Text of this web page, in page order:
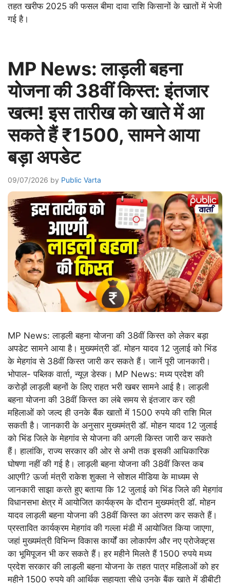
तहत खरीफ 2025 की फसल बीमा दावा राशि किसानों के खातों में भेजी
गई है।
MP News: लाड़ली बहना
योजना की 38वीं किस्त: इंतजार
खत्म! इस तारीख को खाते में आ
सकते हैं ₹1500, सामने आया
बड़ा अपडेट
09/07/2026 by Public Varta
MP News: लाड़ली बहना योजना की 38वीं किस्त को लेकर बड़ा
अपडेट सामने आया है। मुख्यमंत्री डॉ. मोहन यादव 12 जुलाई को भिंड
के मेहगांव से 38वीं किस्त जारी कर सकते हैं। जानें पूरी जानकारी।
भोपाल- पब्लिक वार्ता, न्यूज़ डेस्क। MP News: मध्य प्रदेश की
करोड़ों लाड़ली बहनों के लिए राहत भरी खबर सामने आई है। लाड़ली
बहना योजना की 38वीं किस्त का लंबे समय से इंतजार कर रही
महिलाओं को जल्द ही उनके बैंक खातों में 1500 रुपये की राशि मिल
सकती है। जानकारी के अनुसार मुख्यमंत्री डॉ. मोहन यादव 12 जुलाई
को भिंड जिले के मेहगांव से योजना की अगली किस्त जारी कर सकते
हैं। हालांकि, राज्य सरकार की ओर से अभी तक इसकी आधिकारिक
घोषणा नहीं की गई है। लाड़ली बहना योजना की 38वीं किस्त कब
आएगी? ऊर्जा मंत्री राकेश शुक्ला ने सोशल मीडिया के माध्यम से
जानकारी साझा करते हुए बताया कि 12 जुलाई को भिंड जिले की मेहगांव
विधानसभा क्षेत्र में आयोजित कार्यक्रम के दौरान मुख्यमंत्री डॉ. मोहन
यादव लाड़ली बहना योजना की 38वीं किस्त का अंतरण कर सकते हैं।
प्रस्तावित कार्यक्रम मेहगांव की गल्ला मंडी में आयोजित किया जाएगा,
जहां मुख्यमंत्री विभिन्न विकास कार्यों का लोकार्पण और नए प्रोजेक्ट्स
का भूमिपूजन भी कर सकते हैं। हर महीने मिलते हैं 1500 रुपये मध्य
प्रदेश सरकार की लाड़ली बहना योजना के तहत पात्र महिलाओं को हर
महीने 1500 रुपये की आर्थिक सहायता सीधे उनके बैंक खाते में डीबीटी